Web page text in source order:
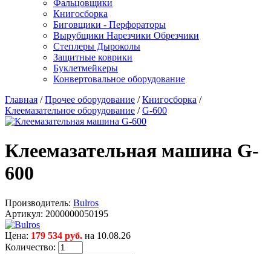
Фальцовщики
Книгосборка
Биговщики - Перфораторы
Вырубщики Нарезчики Обрезчики
Степлеры Дыроколы
Защитные коврики
Буклетмейкеры
Конвертовальное оборудование
Главная / Прочее оборудование / Книгосборка /
Клеемазательное оборудование / G-600
Клеемазательная машина G-
600
Производитель: Bulros
Артикул: 2000000050195
Цена: 179 534 руб. на 10.08.26
Количество: